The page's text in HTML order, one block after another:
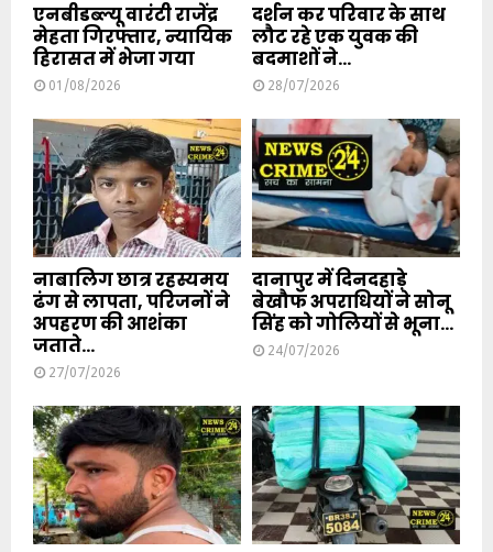
एनबीडब्ल्यू वारंटी राजेंद्र
मेहता गिरफ्तार, न्यायिक
हिरासत में भेजा गया
01/08/2026
दर्शन कर परिवार के साथ
लौट रहे एक युवक की
बदमाशों ने...
28/07/2026
नाबालिग छात्र रहस्यमय
ढंग से लापता, परिजनों ने
अपहरण की आशंका
जताते...
27/07/2026
दानापुर में दिनदहाड़े
बेखौफ अपराधियों ने सोनू
सिंह को गोलियों से भूना...
24/07/2026